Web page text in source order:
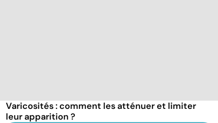
Varicosités : comment les atténuer et limiter
leur apparition ?